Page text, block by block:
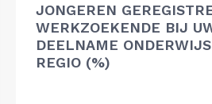
JONGEREN
WERKZOEKENDE BIJ
DEELNAME
REGIO (%)